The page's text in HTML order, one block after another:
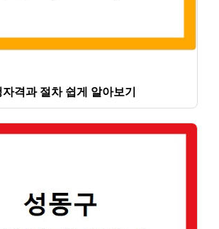
격과 절차 쉽게 알아보기